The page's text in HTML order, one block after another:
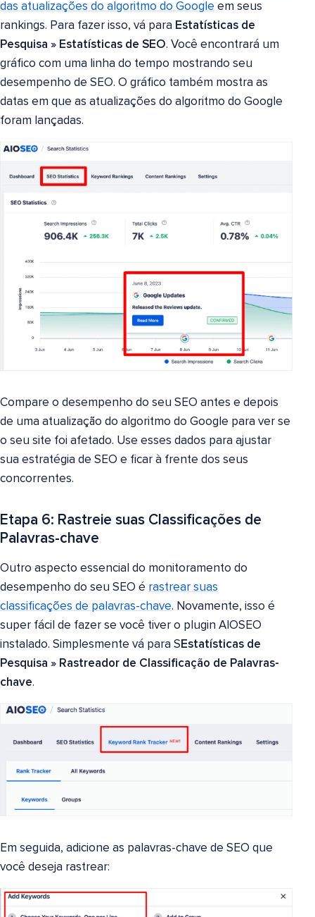
das atualizações do algoritmo do Google em seus
rankings. Para fazer isso, vá para Estatísticas de
Pesquisa » Estatísticas de SEO. Você encontrará um
gráfico com uma linha do tempo mostrando seu
desempenho de SEO. O gráfico também mostra as
datas em que as atualizações do algoritmo do Google
foram lançadas.
Compare o desempenho do seu SEO antes e depois
de uma atualização do algoritmo do Google para ver se
o seu site foi afetado. Use esses dados para ajustar
sua estratégia de SEO e ficar à frente dos seus
concorrentes.
Etapa 6: Rastreie suas Classificações de
Palavras-chave
Outro aspecto essencial do monitoramento do
desempenho do seu SEO é rastrear suas
classificações de palavras-chave. Novamente, isso é
super fácil de fazer se você tiver o plugin AIOSEO
instalado. Simplesmente vá para SEstatísticas de
Pesquisa » Rastreador de Classificação de Palavras-
chave.
Em seguida, adicione as palavras-chave de SEO que
você deseja rastrear: